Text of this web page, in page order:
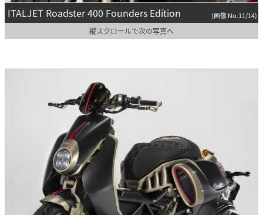
ITALJET Roadster 400 Founders Edition (画像 No.11/14)
縦スクロールで次の写真へ